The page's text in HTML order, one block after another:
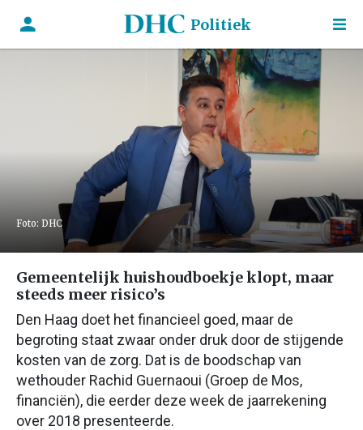
Politiek
Foto: DHC
Gemeentelijk huishoudboekje klopt, maar
steeds meer risico’s
Den Haag doet het financieel goed, maar de
begroting staat zwaar onder druk door de stijgende
kosten van de zorg. Dat is de boodschap van
wethouder Rachid Guernaoui (Groep de Mos,
financiën), die eerder deze week de jaarrekening
over 2018 presenteerde.